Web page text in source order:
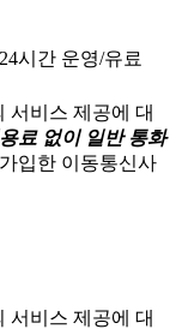
시간 운영/유료
서비스 제공에 대
료 없이 일반 통화
입한 이동통신사
서비스 제공에 대